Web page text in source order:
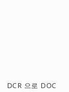
DCR 으로 DOC